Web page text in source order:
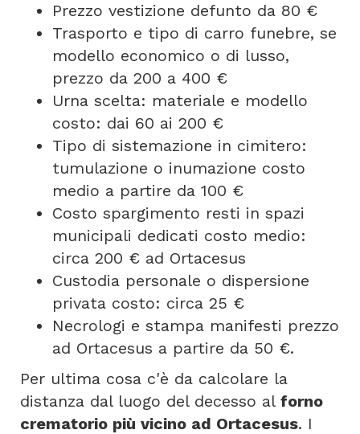
Prezzo vestizione defunto da 80 €
Trasporto e tipo di carro funebre, se
modello economico o di lusso,
prezzo da 200 a 400 €
Urna scelta: materiale e modello
costo: dai 60 ai 200 €
Tipo di sistemazione in cimitero:
tumulazione o inumazione costo
medio a partire da 100 €
Costo spargimento resti in spazi
municipali dedicati costo medio:
circa 200 € ad Ortacesus
Custodia personale o dispersione
privata costo: circa 25 €
Necrologi e stampa manifesti prezzo
ad Ortacesus a partire da 50 €.
Per ultima cosa c'è da calcolare la
distanza dal luogo del decesso al forno
crematorio più vicino ad Ortacesus. I